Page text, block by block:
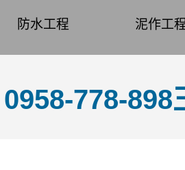
防水工程 泥作工
778-898